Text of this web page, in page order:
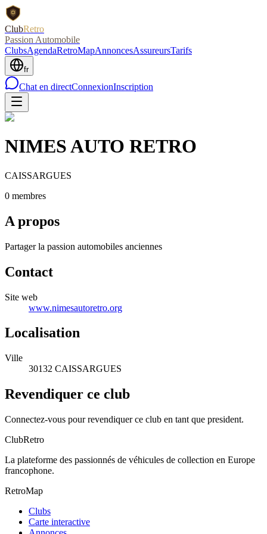
ClubRetro
Passion Automobile
ClubsAgendaRetroMapAnnoncesAssureursTarifs
fr
Chat en directConnexionInscription
NIMES AUTO RETRO
CAISSARGUES
0 membres
A propos
Partager la passion automobiles anciennes
Contact
Site web
www.nimesautoretro.org
Localisation
Ville
30132 CAISSARGUES
Revendiquer ce club
Connectez-vous pour revendiquer ce club en tant que president.
ClubRetro
La plateforme des passionnés de véhicules de collection en Europe
francophone.
RetroMap
Clubs
Carte interactive